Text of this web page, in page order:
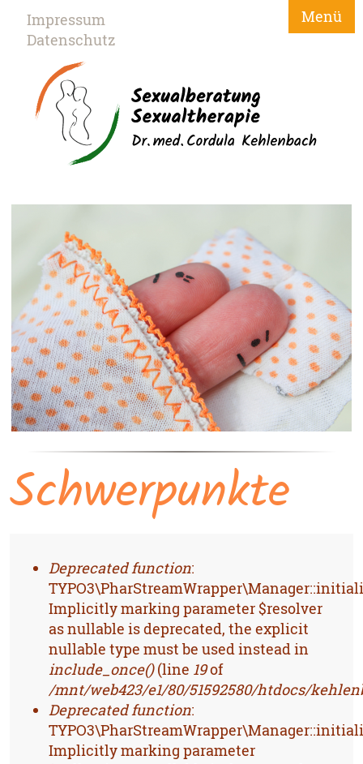
Menü
Impressum
Datenschutz
Schwerpunkte
FEHLERMELDUNG
Deprecated function:
Implicitly marking parameter $resolver
as nullable is deprecated, the explicit
nullable type must be used instead in
include_once()(line 19of
/mnt/web423/e1/80/51592580/htdocs/
Deprecated function:
Implicitly marking parameter